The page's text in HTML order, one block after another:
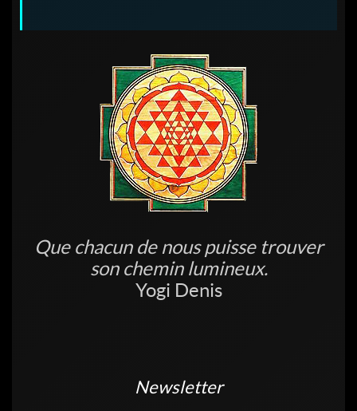
Que chacun de nous puisse trouver
son chemin lumineux.
Yogi Denis
Newsletter